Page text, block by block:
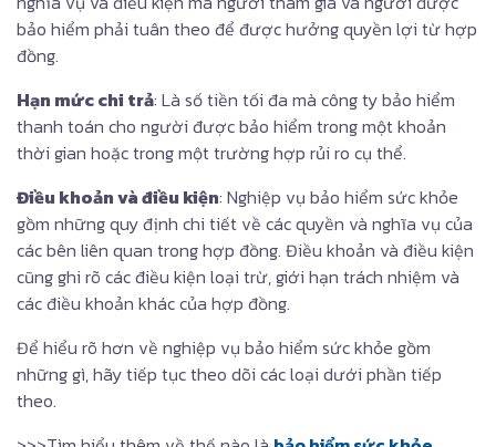
bảo hiểm phải tuân theo để được hưởng quyền lợi từ hợp
đồng.
Hạn mức chi trả: Là số tiền tối đa mà công ty bảo hiểm
thanh toán cho người được bảo hiểm trong một khoản
thời gian hoặc trong một trường hợp rủi ro cụ thể.
Điều khoản và điều kiện: Nghiệp vụ bảo hiểm sức khỏe
gồm những quy định chi tiết về các quyền và nghĩa vụ của
các bên liên quan trong hợp đồng. Điều khoản và điều kiện
cũng ghi rõ các điều kiện loại trừ, giới hạn trách nhiệm và
các điều khoản khác của hợp đồng.
Để hiểu rõ hơn về nghiệp vụ bảo hiểm sức khỏe gồm
những gì, hãy tiếp tục theo dõi các loại dưới phần tiếp
theo.